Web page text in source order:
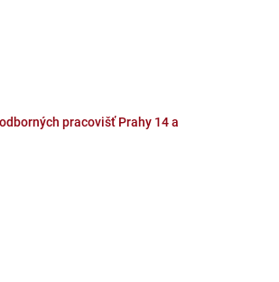
pracovišť Prahy 14 a